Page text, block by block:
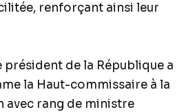
renforçant ainsi leur
président de la République a
la Haut-commissaire à la
avec rang de ministre